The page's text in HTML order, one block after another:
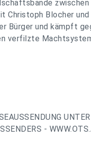
zwischen
Christoph Blocher
Bürger und kämpft
verfilzte
-